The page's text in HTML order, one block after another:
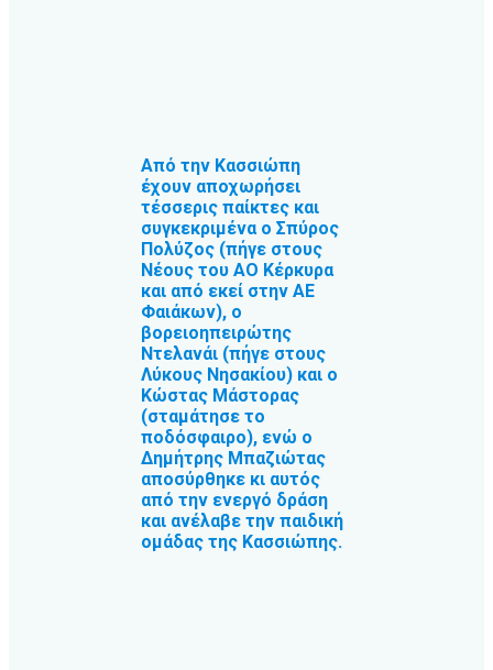
Από την Κασσιώπη
έχουν αποχωρήσει
τέσσερις παίκτες και
συγκεκριμένα ο Σπύρος
Πολύζος (πήγε στους
Νέους του ΑΟ Κέρκυρα
και από εκεί στην ΑΕ
Φαιάκων), ο
βορειοηπειρώτης
Ντελανάι (πήγε στους
Λύκους Νησακίου) και ο
Κώστας Μάστορας
(σταμάτησε το
ποδόσφαιρο), ενώ ο
Δημήτρης Μπαζιώτας
αποσύρθηκε κι αυτός
από την ενεργό δράση
και ανέλαβε την παιδική
ομάδας της Κασσιώπης.